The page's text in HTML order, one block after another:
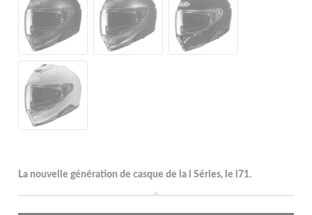
La nouvelle génération de casque de la i Séries, le i71.